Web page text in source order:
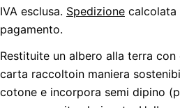
regolare
IVA esclusa. Spedizione calcolata
pagamento.
Restituite un albero alla terra
carta raccoltoin maniera
cotone e incorpora semi dipino